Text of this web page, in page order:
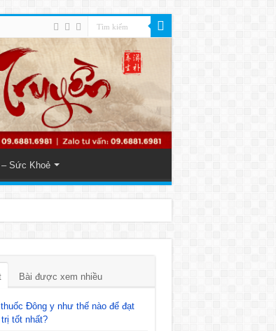
Sức Khoẻ
Bài được xem nhiều
Đông y như thế nào để đạt
tốt nhất?